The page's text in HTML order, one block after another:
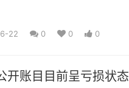
22 0 0 0
开账目目前呈亏损状态